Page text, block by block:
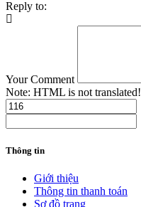
Reply to:
Your Comment
Note: HTML is not translated!
Thông tin
Giới thiệu
Thông tin thanh toán
Sơ đồ trang